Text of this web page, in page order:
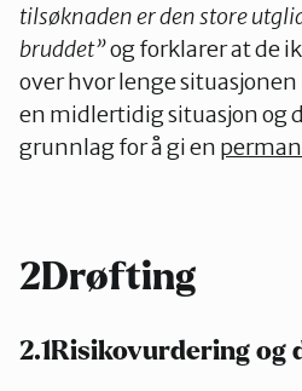
tilsøknaden er den store
bruddet”og forklarer at de
over hvor lenge situasjonen
en midlertidig situasjon og
grunnlag for å gi en
2Drøfting
2.1Risikovurdering og